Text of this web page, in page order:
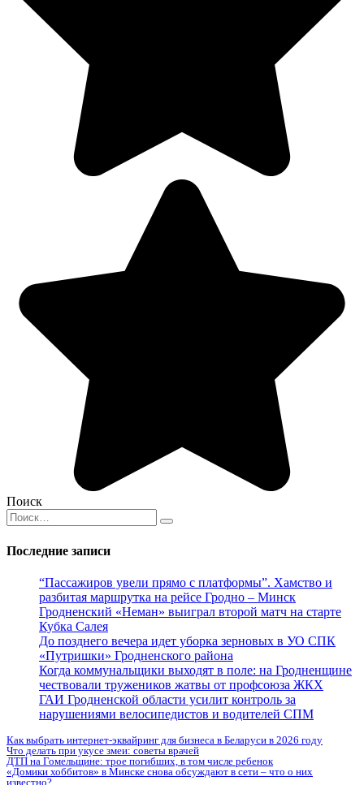
Поиск
Search
for:
Последние записи
“Пассажиров увели прямо с платформы”. Хамство и
разбитая маршрутка на рейсе Гродно – Минск
Гродненский «Неман» выиграл второй матч на старте
Кубка Салея
До позднего вечера идет уборка зерновых в УО СПК
«Путришки» Гродненского района
Когда коммунальщики выходят в поле: на Гродненщине
чествовали тружеников жатвы от профсоюза ЖКХ
ГАИ Гродненской области усилит контроль за
нарушениями велосипедистов и водителей СПМ
Как выбрать интернет-эквайринг для бизнеса в Беларуси в 2026 году
Что делать при укусе змеи: советы врачей
ДТП на Гомельщине: трое погибших, в том числе ребенок
«Домики хоббитов» в Минске снова обсуждают в сети – что о них
известно?